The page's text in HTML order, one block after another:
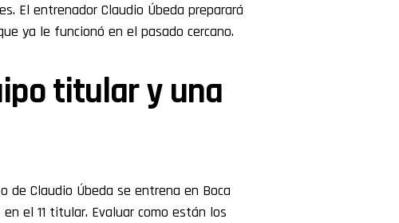
El entrenador Claudio Úbeda preparará
ya le funcionó en el pasado cercano.
titular y una
de Claudio Úbeda se entrena en Boca
el 11 titular. Evaluar como están los